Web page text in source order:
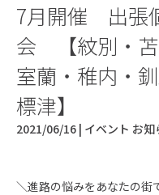
7月開催 出張
会 【紋別・苫
室蘭・稚内・
標津】
2021/06/16 | イベント お知
＼進路の悩みをあなたの街